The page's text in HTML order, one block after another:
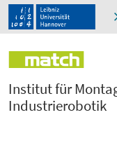
Institut für
Industrierobotik